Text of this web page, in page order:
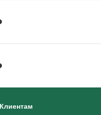
Клиентам